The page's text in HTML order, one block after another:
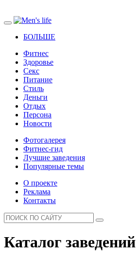
БОЛЬШЕ
Фитнес
Здоровье
Секс
Питание
Стиль
Деньги
Отдых
Персона
Новости
Фотогалерея
Фитнес-гид
Лучшие заведения
Популярные темы
О проекте
Реклама
Контакты
Каталог заведений